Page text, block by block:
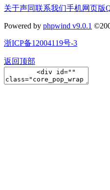
关于声同联系我们手机网页版
Powered by phpwind v9.0.1
浙ICP备12004119号-3
返回顶部